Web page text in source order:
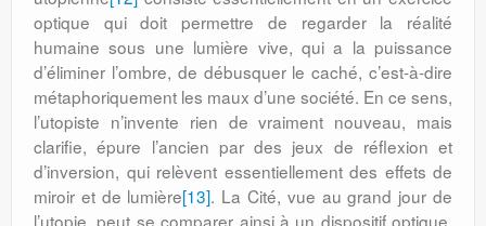
optique qui doit permettre de regarder la réalité
humaine sous une lumière vive, qui a la puissance
d’éliminer l’ombre, de débusquer le caché, c’est-à-dire
métaphoriquement les maux d’une société. En ce sens,
l’utopiste n’invente rien de vraiment nouveau, mais
clarifie, épure l’ancien par des jeux de réflexion et
d’inversion, qui relèvent essentiellement des effets de
miroir et de lumière[13]. La Cité, vue au grand jour de
l’utopie, peut se comparer ainsi à un dispositif optique,